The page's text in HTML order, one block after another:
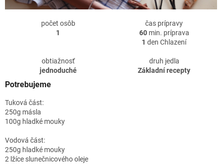
počet osôb
1
čas prípravy
60min. príprava
1 den Chlazení
obtiažnosť
jednoduché
druh jedla
Základní recepty
Potrebujeme
Tuková část:
250g másla
100g hladké mouky
Vodová část:
250g hladké mouky
2 lžíce slunečnicového oleje